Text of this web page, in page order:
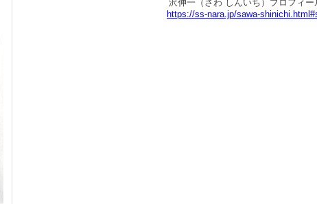
沢伸一（さわ しんいち）プロフィー
https://ss-nara.jp/sawa-